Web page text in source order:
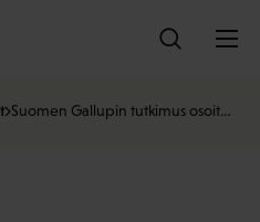
Suomen Gallupin tutkimus osoit…